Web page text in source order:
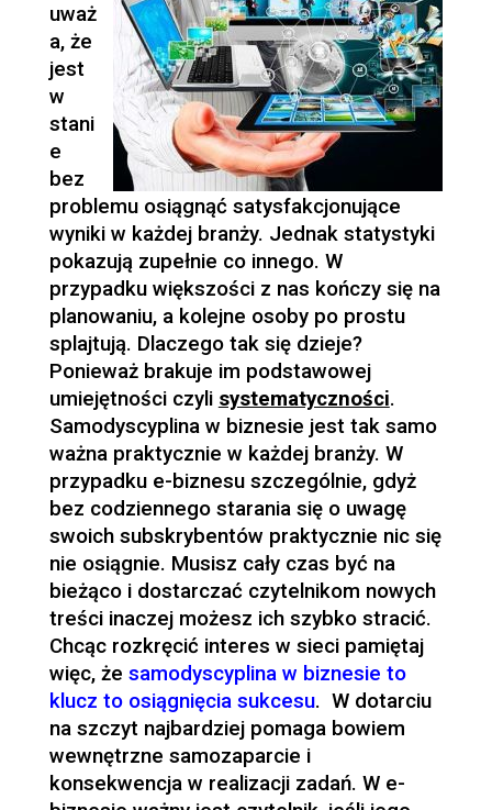
uważ
a, że
jest
w
stani
e
bez
problemu osiągnąć satysfakcjonujące
wyniki w każdej branży. Jednak statystyki
pokazują zupełnie co innego. W
przypadku większości z nas kończy się na
planowaniu, a kolejne osoby po prostu
splajtują. Dlaczego tak się dzieje?
Ponieważ brakuje im podstawowej
umiejętności czyli systematyczności.
Samodyscyplina w biznesie jest tak samo
ważna praktycznie w każdej branży. W
przypadku e-biznesu szczególnie, gdyż
bez codziennego starania się o uwagę
swoich subskrybentów praktycznie nic się
nie osiągnie. Musisz cały czas być na
bieżąco i dostarczać czytelnikom nowych
treści inaczej możesz ich szybko stracić.
Chcąc rozkręcić interes w sieci pamiętaj
więc, że samodyscyplina w biznesie to
klucz to osiągnięcia sukcesu. W dotarciu
na szczyt najbardziej pomaga bowiem
wewnętrzne samozaparcie i
konsekwencja w realizacji zadań. W e-